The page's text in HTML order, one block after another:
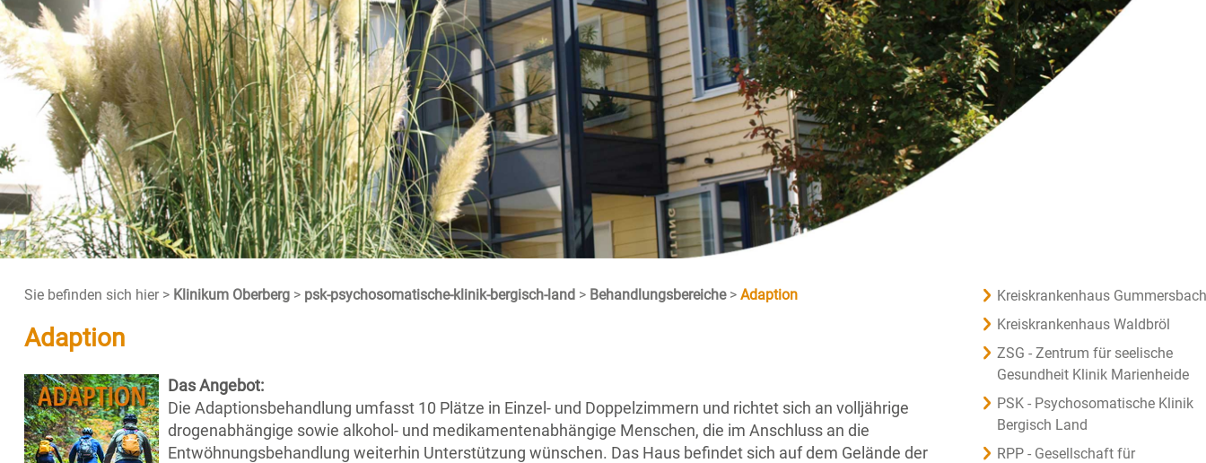
Sie befinden sich hier > Klinikum Oberberg > psk-psychosomatische-klinik-bergisch-land > Behandlungsbereiche > Adaption
Adaption
Das Angebot:
Die Adaptionsbehandlung umfasst 10 Plätze in Einzel- und Doppelzimmern und richtet sich an volljährige
drogenabhängige sowie alkohol- und medikamentenabhängige Menschen, die im Anschluss an die
Entwöhnungsbehandlung weiterhin Unterstützung wünschen. Das Haus befindet sich auf dem Gelände der
Kreiskrankenhaus Gummersbach
Kreiskrankenhaus Waldbröl
ZSG - Zentrum für seelische
Gesundheit Klinik Marienheide
PSK - Psychosomatische Klinik
Bergisch Land
RPP - Gesellschaft für